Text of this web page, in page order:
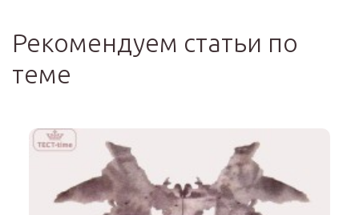
Рекомендуем статьи по
теме